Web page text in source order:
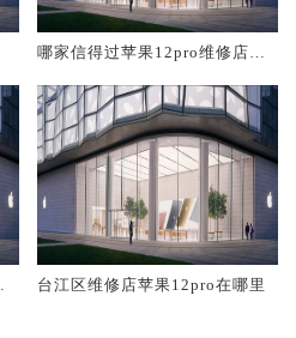
哪家信得过苹果12pro维修店台
台江区维修店苹果12pro在哪里